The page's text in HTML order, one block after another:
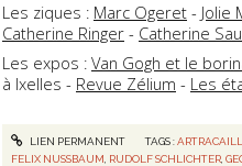
Les ziques : Marc Ogeret - Jolie
Catherine Ringer - Catherine
Les expos : Van Gogh et le
à Ixelles - Revue Zélium - Les
LIEN PERMANENT TAGS :
FELIX NUSSBAUM RUDOLF SCHLICHTER ,